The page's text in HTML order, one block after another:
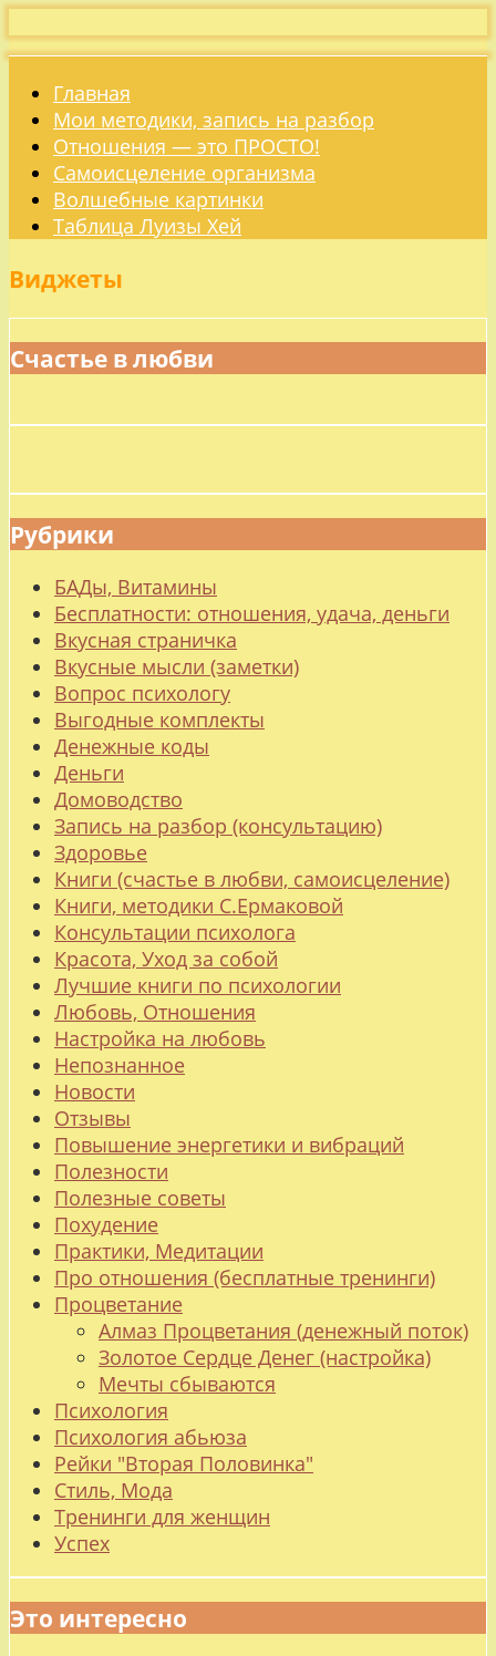
Главная
Мои методики, запись на разбор
Отношения — это ПРОСТО!
Самоисцеление организма
Волшебные картинки
Таблица Луизы Хей
Виджеты
Счастье в любви
Рубрики
БАДы, Витамины
Бесплатности: отношения, удача, деньги
Вкусная страничка
Вкусные мысли (заметки)
Вопрос психологу
Выгодные комплекты
Денежные коды
Деньги
Домоводство
Запись на разбор (консультацию)
Здоровье
Книги (счастье в любви, самоисцеление)
Книги, методики С.Ермаковой
Консультации психолога
Красота, Уход за собой
Лучшие книги по психологии
Любовь, Отношения
Настройка на любовь
Непознанное
Новости
Отзывы
Повышение энергетики и вибраций
Полезности
Полезные советы
Похудение
Практики, Медитации
Про отношения (бесплатные тренинги)
Процветание
Алмаз Процветания (денежный поток)
Золотое Сердце Денег (настройка)
Мечты сбываются
Психология
Психология абьюза
Рейки "Вторая Половинка"
Стиль, Мода
Тренинги для женщин
Успех
Это интересно